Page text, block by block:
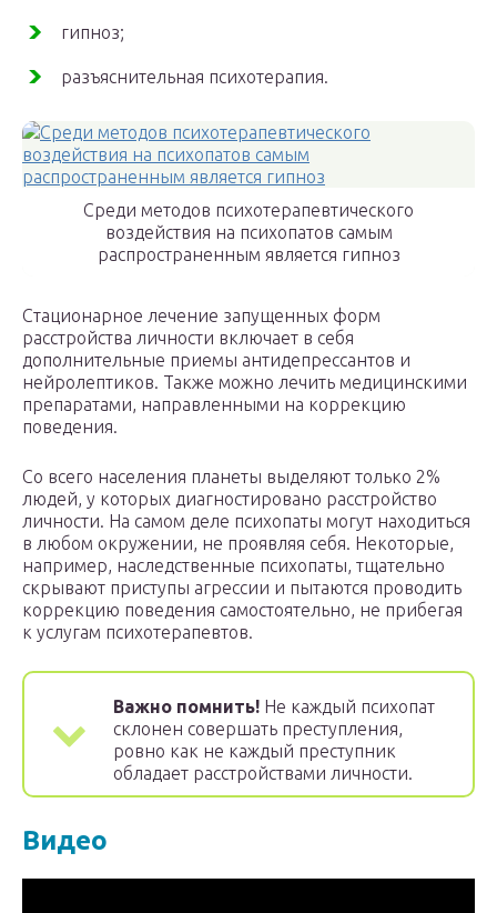
гипноз;
разъяснительная психотерапия.
Среди методов психотерапевтического
воздействия на психопатов самым
распространенным является гипноз
Стационарное лечение запущенных форм
расстройства личности включает в себя
дополнительные приемы антидепрессантов и
нейролептиков. Также можно лечить медицинскими
препаратами, направленными на коррекцию
поведения.
Со всего населения планеты выделяют только 2%
людей, у которых диагностировано расстройство
личности. На самом деле психопаты могут находиться
в любом окружении, не проявляя себя. Некоторые,
например, наследственные психопаты, тщательно
скрывают приступы агрессии и пытаются проводить
коррекцию поведения самостоятельно, не прибегая
к услугам психотерапевтов.
Важно помнить! Не каждый психопат
склонен совершать преступления,
ровно как не каждый преступник
обладает расстройствами личности.
Видео